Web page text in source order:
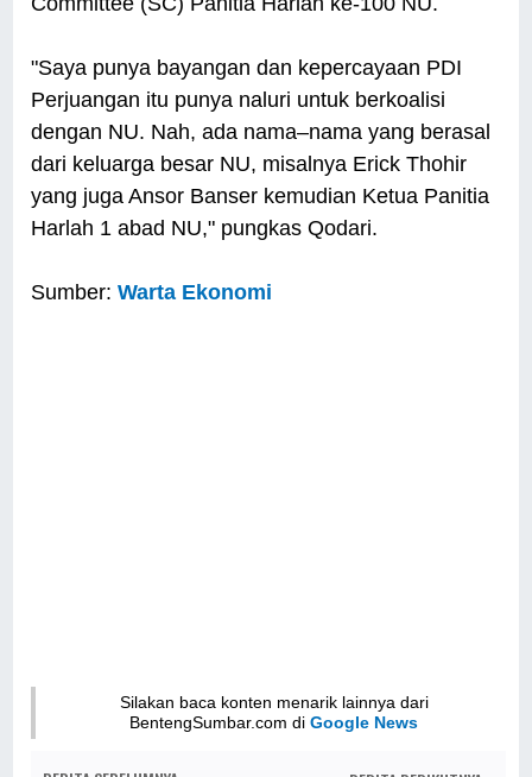
"Saya punya bayangan dan kepercayaan PDI
Perjuangan itu punya naluri untuk berkoalisi
dengan NU. Nah, ada nama–nama yang berasal
dari keluarga besar NU, misalnya Erick Thohir
yang juga Ansor Banser kemudian Ketua Panitia
Harlah 1 abad NU," pungkas Qodari.
Sumber:Warta Ekonomi
Silakan baca konten menarik lainnya dari
BentengSumbar.com diGoogle News